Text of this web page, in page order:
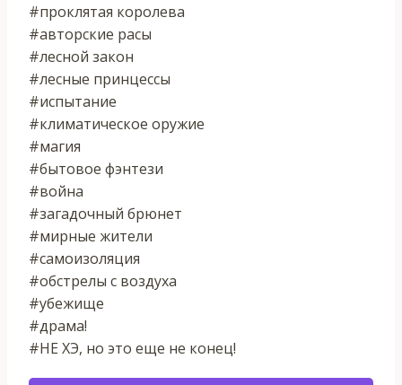
#проклятая королева
#авторские расы
#лесной закон
#лесные принцессы
#испытание
#климатическое оружие
#магия
#бытовое фэнтези
#война
#загадочный брюнет
#мирные жители
#самоизоляция
#обстрелы с воздуха
#убежище
#драма!
#НЕ ХЭ, но это еще не конец!